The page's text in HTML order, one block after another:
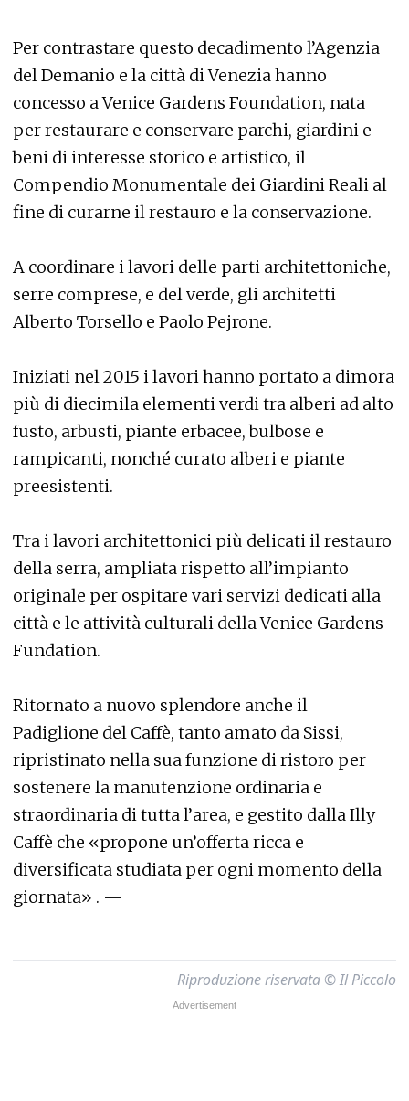
Per contrastare questo decadimento l’Agenzia
del Demanio e la città di Venezia hanno
concesso a Venice Gardens Foundation, nata
per restaurare e conservare parchi, giardini e
beni di interesse storico e artistico, il
Compendio Monumentale dei Giardini Reali al
fine di curarne il restauro e la conservazione.
A coordinare i lavori delle parti architettoniche,
serre comprese, e del verde, gli architetti
Alberto Torsello e Paolo Pejrone.
Iniziati nel 2015 i lavori hanno portato a dimora
più di diecimila elementi verdi tra alberi ad alto
fusto, arbusti, piante erbacee, bulbose e
rampicanti, nonché curato alberi e piante
preesistenti.
Tra i lavori architettonici più delicati il restauro
della serra, ampliata rispetto all’impianto
originale per ospitare vari servizi dedicati alla
città e le attività culturali della Venice Gardens
Fundation.
Ritornato a nuovo splendore anche il
Padiglione del Caffè, tanto amato da Sissi,
ripristinato nella sua funzione di ristoro per
sostenere la manutenzione ordinaria e
straordinaria di tutta l’area, e gestito dalla Illy
Caffè che «propone un’offerta ricca e
diversificata studiata per ogni momento della
giornata» . —
Riproduzione riservata © Il Piccolo